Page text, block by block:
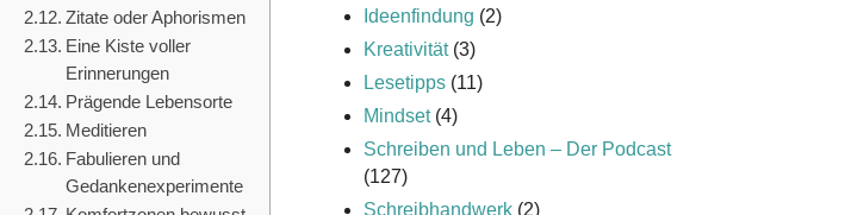
Zitate oder Aphorismen
Eine Kiste voller
Erinnerungen
Prägende Lebensorte
Meditieren
Fabulieren und
Gedankenexperimente
Ideenfindung (2)
Kreativität(3)
Lesetipps(11)
Mindset(4)
Schreiben und Leben – Der Podcast
(127)
Schreibhandwerk(2)